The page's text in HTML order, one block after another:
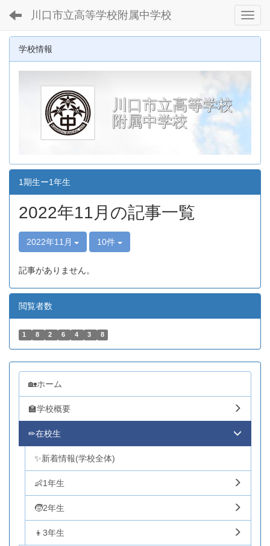
川口市立高等学校附属中学校
学校情報
川口市立高等学校
附属中学校
1期生ー1年生
2022年11月の記事一覧
2022年11月 10件
記事がありません。
閲覧者数
1 8 2 6 4 3 8
🏡ホーム
🏫学校概要
✏在校生
✨新着情報(学校全体)
👶1年生
🧒2年生
👦3年生